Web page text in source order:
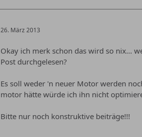
26. März 2013
Okay ich merk schon das wird so nix...
Post durchgelesen?
Es soll weder 'n neuer Motor werden
motor hätte würde ich ihn nicht
Bitte nur noch konstruktive beiträge!!!